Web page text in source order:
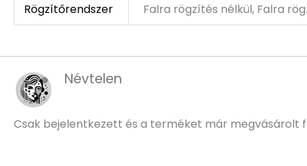
Rögzítőrendszer
Falra rögzítés nélkül, Falra
Névtelen
Csak bejelentkezett és a terméket már megvásárolt